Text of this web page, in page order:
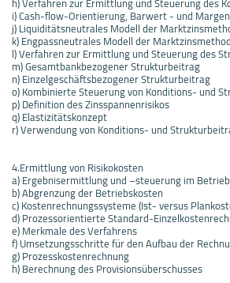
i) Cash-flow-Orientierung, Barwert - und
j) Liquiditätsneutrales Modell der
k) Engpassneutrales Modell der
l) Verfahren zur Ermittlung und Steuerung des
m) Gesamtbankbezogener Strukturbeitrag
n) Einzelgeschäftsbezogener Strukturbeitrag
o) Kombinierte Steuerung von Konditions- und
p) Definition des Zinsspannenrisikos
q) Elastizitätskonzept
r) Verwendung von Konditions- und
4.Ermittlung von Risikokosten
a) Ergebnisermittlung und –steuerung im
b) Abgrenzung der Betriebskosten
c) Kostenrechnungssysteme (Ist- versus
d) Prozessorientierte Standard-
e) Merkmale des Verfahrens
f) Umsetzungsschritte für den Aufbau der
g) Prozesskostenrechnung
h) Berechnung des Provisionsüberschusses